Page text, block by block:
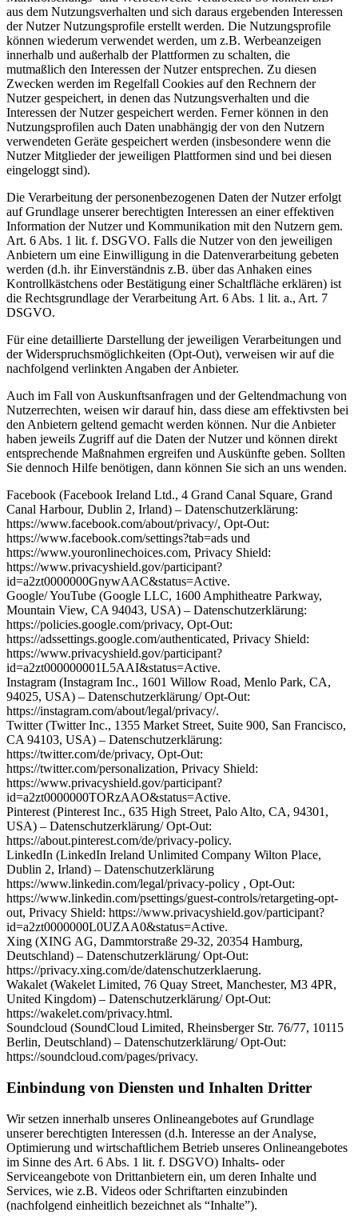
aus dem Nutzungsverhalten und sich daraus ergebenden Interessen
der Nutzer Nutzungsprofile erstellt werden. Die Nutzungsprofile
können wiederum verwendet werden, um z.B. Werbeanzeigen
innerhalb und außerhalb der Plattformen zu schalten, die
mutmaßlich den Interessen der Nutzer entsprechen. Zu diesen
Zwecken werden im Regelfall Cookies auf den Rechnern der
Nutzer gespeichert, in denen das Nutzungsverhalten und die
Interessen der Nutzer gespeichert werden. Ferner können in den
Nutzungsprofilen auch Daten unabhängig der von den Nutzern
verwendeten Geräte gespeichert werden (insbesondere wenn die
Nutzer Mitglieder der jeweiligen Plattformen sind und bei diesen
eingeloggt sind).
Die Verarbeitung der personenbezogenen Daten der Nutzer erfolgt
auf Grundlage unserer berechtigten Interessen an einer effektiven
Information der Nutzer und Kommunikation mit den Nutzern gem.
Art. 6 Abs. 1 lit. f. DSGVO. Falls die Nutzer von den jeweiligen
Anbietern um eine Einwilligung in die Datenverarbeitung gebeten
werden (d.h. ihr Einverständnis z.B. über das Anhaken eines
Kontrollkästchens oder Bestätigung einer Schaltfläche erklären) ist
die Rechtsgrundlage der Verarbeitung Art. 6 Abs. 1 lit. a., Art. 7
DSGVO.
Für eine detaillierte Darstellung der jeweiligen Verarbeitungen und
der Widerspruchsmöglichkeiten (Opt-Out), verweisen wir auf die
nachfolgend verlinkten Angaben der Anbieter.
Auch im Fall von Auskunftsanfragen und der Geltendmachung von
Nutzerrechten, weisen wir darauf hin, dass diese am effektivsten bei
den Anbietern geltend gemacht werden können. Nur die Anbieter
haben jeweils Zugriff auf die Daten der Nutzer und können direkt
entsprechende Maßnahmen ergreifen und Auskünfte geben. Sollten
Sie dennoch Hilfe benötigen, dann können Sie sich an uns wenden.
Facebook (Facebook Ireland Ltd., 4 Grand Canal Square, Grand
Canal Harbour, Dublin 2, Irland) – Datenschutzerklärung:
https://www.facebook.com/about/privacy/, Opt-Out:
https://www.facebook.com/settings?tab=ads und
https://www.youronlinechoices.com, Privacy Shield:
https://www.privacyshield.gov/participant?
id=a2zt0000000GnywAAC&status=Active.
Google/ YouTube (Google LLC, 1600 Amphitheatre Parkway,
Mountain View, CA 94043, USA) – Datenschutzerklärung:
https://policies.google.com/privacy, Opt-Out:
https://adssettings.google.com/authenticated, Privacy Shield:
https://www.privacyshield.gov/participant?
id=a2zt000000001L5AAI&status=Active.
Instagram (Instagram Inc., 1601 Willow Road, Menlo Park, CA,
94025, USA) – Datenschutzerklärung/ Opt-Out:
https://instagram.com/about/legal/privacy/.
Twitter (Twitter Inc., 1355 Market Street, Suite 900, San Francisco,
CA 94103, USA) – Datenschutzerklärung:
https://twitter.com/de/privacy, Opt-Out:
https://twitter.com/personalization, Privacy Shield:
https://www.privacyshield.gov/participant?
id=a2zt0000000TORzAAO&status=Active.
Pinterest (Pinterest Inc., 635 High Street, Palo Alto, CA, 94301,
USA) – Datenschutzerklärung/ Opt-Out:
https://about.pinterest.com/de/privacy-policy.
LinkedIn (LinkedIn Ireland Unlimited Company Wilton Place,
Dublin 2, Irland) – Datenschutzerklärung
https://www.linkedin.com/legal/privacy-policy , Opt-Out:
https://www.linkedin.com/psettings/guest-controls/retargeting-opt-
out, Privacy Shield: https://www.privacyshield.gov/participant?
id=a2zt0000000L0UZAA0&status=Active.
Xing (XING AG, Dammtorstraße 29-32, 20354 Hamburg,
Deutschland) – Datenschutzerklärung/ Opt-Out:
https://privacy.xing.com/de/datenschutzerklaerung.
Wakalet (Wakelet Limited, 76 Quay Street, Manchester, M3 4PR,
United Kingdom) – Datenschutzerklärung/ Opt-Out:
https://wakelet.com/privacy.html.
Soundcloud (SoundCloud Limited, Rheinsberger Str. 76/77, 10115
Berlin, Deutschland) – Datenschutzerklärung/ Opt-Out:
https://soundcloud.com/pages/privacy.
Einbindung von Diensten und Inhalten Dritter
Wir setzen innerhalb unseres Onlineangebotes auf Grundlage
unserer berechtigten Interessen (d.h. Interesse an der Analyse,
Optimierung und wirtschaftlichem Betrieb unseres Onlineangebotes
im Sinne des Art. 6 Abs. 1 lit. f. DSGVO) Inhalts- oder
Serviceangebote von Drittanbietern ein, um deren Inhalte und
Services, wie z.B. Videos oder Schriftarten einzubinden
(nachfolgend einheitlich bezeichnet als “Inhalte”).